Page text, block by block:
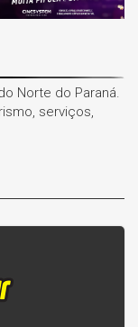
Norte do Paraná.
serviços,